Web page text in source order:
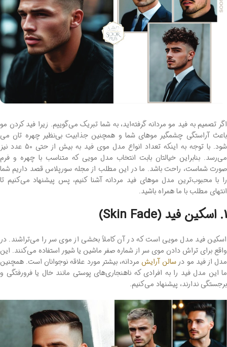
اگر تصمیم به فید مو مردانه گرفته‌اید، به شما تبریک می‌گوییم. زیرا فید کردن مو
باعث آراستگی چشمگیر موهای شما و همچنین جذابیت بی‌نظیر چهره تان می
شود. با توجه به اینکه تعداد انواع مدل موی فید به بیش از حتی 50 عدد نیز
می‌رسد. بنابراین خیالتان بابت انتخاب مدل مویی که متناسب با چهره و فرم
صورت شماست، راحت باشد. ما در این مطلب از مجله سورپلاس قصد داریم شما
را با محبوب‌ترین مدل موهای فید مردانه آشنا کنیم، پس پیشنهاد می‌کنیم تا
انتهای مطلب با ما همراه باشید.
1. اسکین فید (Skin Fade)
اسکین فید مدل مویی است که در آن کاملاً بخشی از موی سر را می‌تراشند. در
واقع برای تراش دادن موی سر از شماره صفر ماشین یا شیور استفاده می‌کنند. این
مدل از فید مو در سالن آرایشمردانه، بیشتر مورد علاقه نوجوانان است. همچنین
ما این مدل فید را به افرادی که ناهنجاری‌های پوستی مانند خال یا فرورفتگی و
برجستگی ندارند، پیشنهاد می‌کنیم.